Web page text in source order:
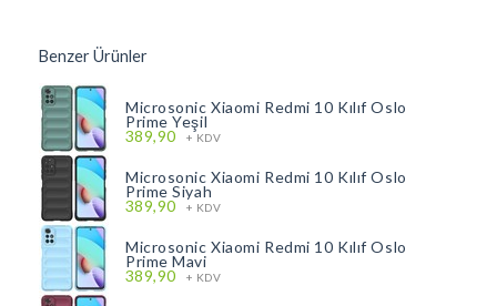
Benzer Ürünler
Microsonic Xiaomi Redmi 10 Kılıf Oslo
Prime Yeşil
389,90 + KDV
Microsonic Xiaomi Redmi 10 Kılıf Oslo
Prime Siyah
389,90 + KDV
Microsonic Xiaomi Redmi 10 Kılıf Oslo
Prime Mavi
389,90 + KDV